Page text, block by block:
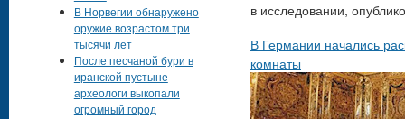
в исследовании,
В Германии начались
комнаты
В Норвегии обнаружено
оружие возрастом три
тысячи лет
После песчаной бури в
иранской пустыне
археологи выкопали
огромный город